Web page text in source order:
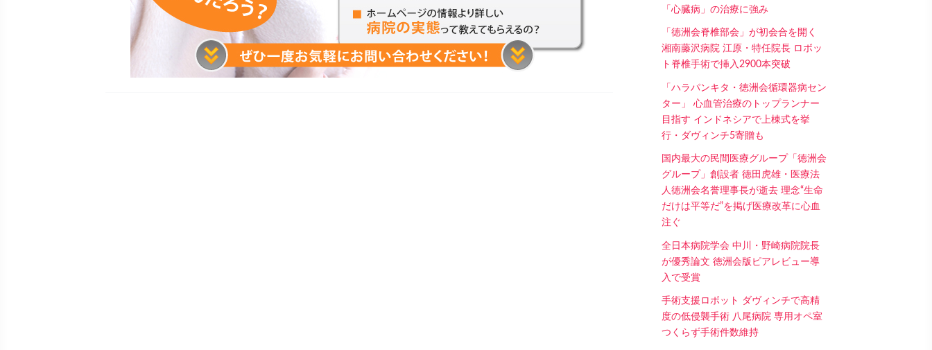
「心臓病」の治療に強み
「徳洲会脊椎部会」が初会合を開く
湘南藤沢病院 江原・特任院長 ロボッ
ト脊椎手術で挿入2900本突破
「ハラパンキタ・徳洲会循環器病セン
ター」 心血管治療のトップランナー
目指す インドネシアで上棟式を挙
行・ダヴィンチ5寄贈も
国内最大の民間医療グループ「徳洲会
グループ」創設者 徳田虎雄・医療法
人徳洲会名誉理事長が逝去 理念“生命
だけは平等だ”を掲げ医療改革に心血
注ぐ
全日本病院学会 中川・野崎病院院長
が優秀論文 徳洲会版ピアレビュー導
入で受賞
手術支援ロボット ダヴィンチで高精
度の低侵襲手術 八尾病院 専用オペ室
つくらず手術件数維持